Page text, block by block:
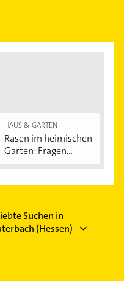
HAUS & GARTEN
Rasen im heimischen
Garten: Fragen...
Suchen in
(Hessen)